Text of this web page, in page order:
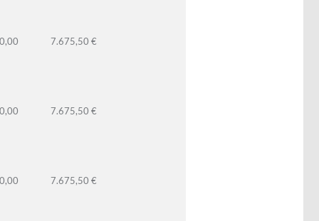
7.675,50 €
7.675,50 €
7.675,50 €